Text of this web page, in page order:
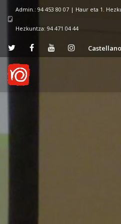
Admin.: 94 453 80 07 | Haur eta 1.
Hezkuntza: 94 471 04 44
Castellano